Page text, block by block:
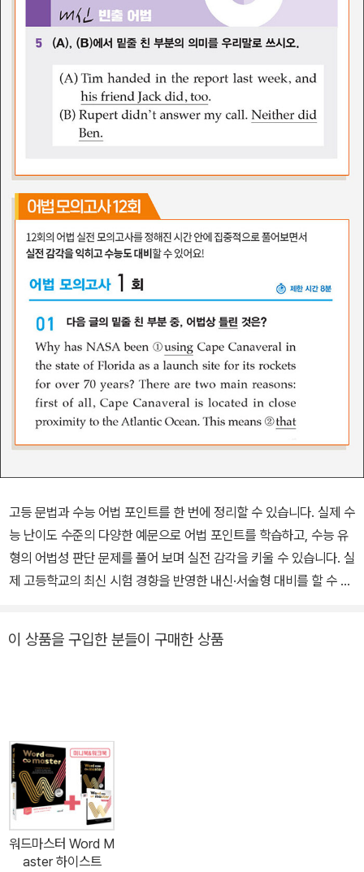
고등 문법과 수능 어법 포인트를 한 번에 정리할 수 있습니다. 실제 수
능 난이도 수준의 다양한 예문으로 어법 포인트를 학습하고, 수능 유
형의 어법성 판단 문제를 풀어 보며 실전 감각을 키울 수 있습니다. 실
제 고등학교의 최신 시험 경향을 반영한 내신·서술형 대비를 할 수 있
시험에 자주 출제되는 어법 포인트를 학습하면서 문법과 어법 포인트
묻고 있는 어법에 대해 한 번 더 스스로 정리해봄으로써 어법 개념을
정리 3. 실제 고등학교의 최신 시험 경향을 반영한 내신 빈출 어법으
로 내신·서술형 대비 - 실제 고등학교에서 출제되는 영작, 조건 제시
형 쓰기 등 최신 시험 경향을 반영한 유형의 문제를 풀어보며 내신·서
술형을 대비
이 상품을 구입한 분들이 구매한 상품
워드마스터 Word M
aster 하이스트